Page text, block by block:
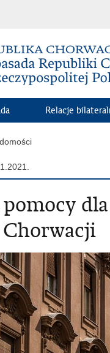
Relacje